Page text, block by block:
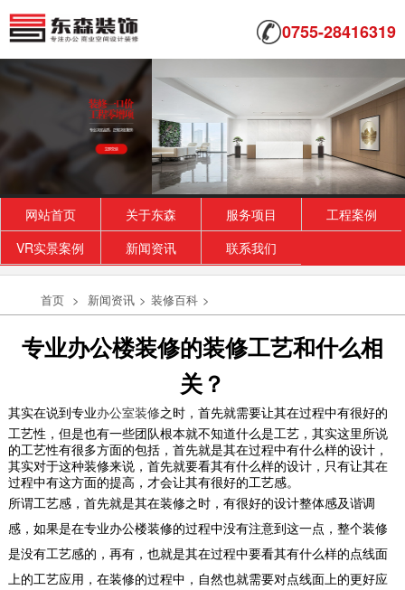
0755-28416319
网站首页 关于东森 服务项目
工程案例
VR实景案例
新闻资讯 联系我们
首页 > 新闻资讯 > 装修百科 >
专业办公楼装修的装修工艺和什么相
关？
其实在说到专业办公室装修之 时，首先就需要让其在过程中有很好的
工艺性，但是也有一些团队根本就不知道什么是工艺，其实这里所说
的工艺性有很多方面的包括，首先就是其在过程中有什么样的设计，
其实对于这种装修来说，首先就要看其有什么样的设计，只有让其在
过程中有这方面的提高，才会让其有很好的工艺感。
所谓工艺感，首先就是其在装修之时，有很好的设计整体感及谐调
感，如果是在专业办公楼装修的过程中没有注意到这一点，整个装修
是没有工艺感的，再有，也就是其在过程中要看其有什么样的点线面
上的工艺应用，在装修的过程中，自然也就需要对点线面上的更好应